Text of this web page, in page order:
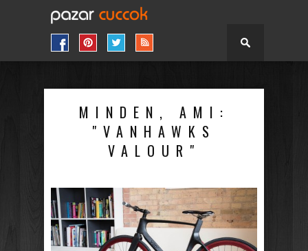
MINDEN, AMI:
"VANHAWKS
VALOUR"